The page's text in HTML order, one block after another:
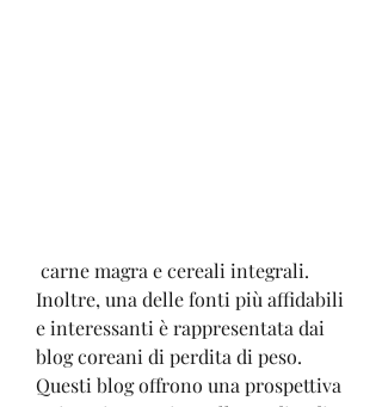
Inoltre, una delle fonti più affidabili
e interessanti è rappresentata dai
blog coreani di perdita di peso.
Questi blog offrono una prospettiva